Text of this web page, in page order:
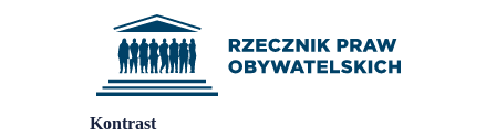
Przejdź do menu głównego (nacisnij Enter)
Przejdź do treści (nacisnij Enter)
Przejdź do mapy serwisu (nacisnij Enter)
UstawieniaKontrast